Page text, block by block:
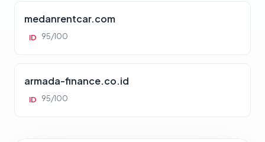
medanrentcar.com
ID 95/100
armada-finance.co.id
ID 95/100